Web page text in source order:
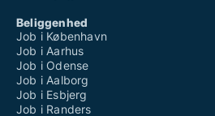
Beliggenhed
Job i København
Job i Aarhus
Job i Odense
Job i Aalborg
Job i Esbjerg
Job i Randers